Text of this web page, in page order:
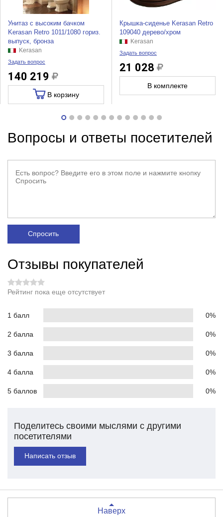
Унитаз с высоким бачком
Kerasan Retro 1011/1080 гориз.
выпуск, бронза
Kerasan
Задать вопрос
140 219
В корзину
Крышка-сиденье Kerasan Retro
109040 дерево/хром
Kerasan
Задать вопрос
21 028
В комплекте
Вопросы и ответы посетителей
Спросить
Отзывы покупателей
Рейтинг пока еще отсутствует
1 балл 0%
2 балла 0%
3 балла 0%
4 балла 0%
5 баллов 0%
Поделитесь своими мыслями с другими
посетителями
Написать отзыв
Наверх